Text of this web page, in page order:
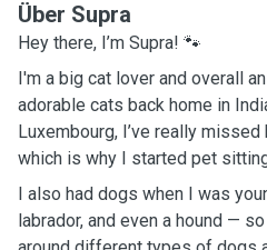
Über Supra
Hey there, I’m Supra! 🐾
I'm a big cat lover and overall
adorable cats back home in
Luxembourg, I’ve really
which is why I started pet
I also had dogs when I was
labrador, and even a hound —